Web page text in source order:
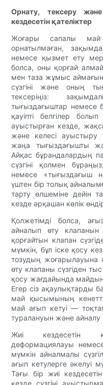
Орнату, тексеру
кездесетін қателіктер
Жоғары сапалы май
орнатылмаған,
немесе қызмет ету
болса, оны қорғай
мен таза жұмыс
сүзгіні және оның
тексеріңіз:
тығыздағыштар немесе
қауіпті белгілер
ауыстырған кезде,
және келесі ауыстыру
жаңа тығыздағышты
Айқас бұрандалардың
сүзгіні қолмен
немесе «тығыздағыш
үштен бір толық
тарту өлшеміне дейін
кезде әрқашан көлік
Қолжетімді болса,
айналып өту клапанын
қорғайтын клапан
мүмкін, бұл іске қосу
тозудың жоғарылауына
өту клапаны сүзгіден
қосу жағдайында майдың
Егер сіз ақаулықтарды
май қысымының
май ағып кетуі —
туралануын және айналу
Жиі кездесетін
деформациялауы
мүмкін айналмалы
ағып кетулерге әкелуі
Тағы бір жиі